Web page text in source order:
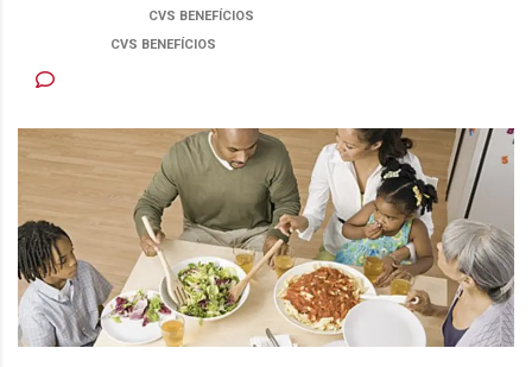
CVS BENEFÍCIOS
CVS BENEFÍCIOS